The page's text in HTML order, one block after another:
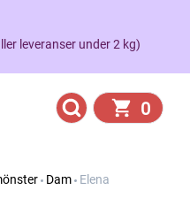
leveranser under 2 kg)
0
Dam Elena